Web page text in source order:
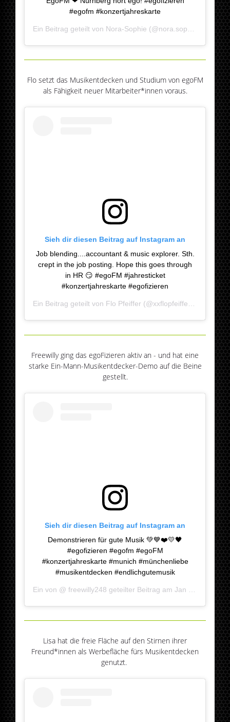
#egofm #konzertjahreskarte
Ein Beitrag geteilt von Nora-Sophie (@nora.sophisticated) am
Flo setzt das Musikentdecken und Studium von egoFM
als Fähigkeit neuer Mitarbeiter*innen voraus.
Sieh dir diesen Beitrag auf Instagram an
Job blending....accountant & music explorer. Sth.
crept in the job posting. Hope this goes through
in HR 😏 #egoFM #jahresticket
#konzertjahreskarte #egofizieren
Ein Beitrag geteilt von Flo Pfeiffer (@xxflopfeifferxx) am Jan
Freewilly ging das egoFizieren aktiv an - und hat eine
starke Ein-Mann-Musikentdecker-Demo auf die Beine
gestellt.
Sieh dir diesen Beitrag auf Instagram an
Demonstrieren für gute Musik 💚💙❤️💛🖤
#egofizieren #egofm #egoFM
#konzertjahreskarte #munich #münchenliebe
#musikentdecken #endlichgutemusik
Ein von @ freewilly248 geteilter Beitrag amJan 27, 2019 um 11:48 PST
Lisa hat die freie Fläche auf den Stirnen ihrer
Freund*innen als Werbefläche fürs Musikentdecken
genutzt.